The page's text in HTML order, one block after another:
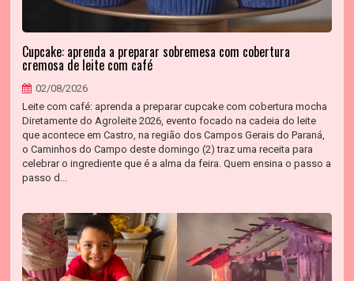
Cupcake: aprenda a preparar sobremesa com cobertura
cremosa de leite com café
02/08/2026
Leite com café: aprenda a preparar cupcake com cobertura mocha
Diretamente do Agroleite 2026, evento focado na cadeia do leite
que acontece em Castro, na região dos Campos Gerais do Paraná,
o Caminhos do Campo deste domingo (2) traz uma receita para
celebrar o ingrediente que é a alma da feira. Quem ensina o passo a
passo d...